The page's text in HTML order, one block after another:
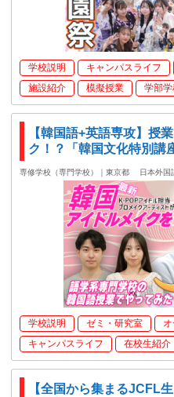
学校説明 キャンパスライフ
施設紹介
模擬授業 学部
【韓国語+英語専攻】授
ク！？「韓国文化特別講
専修学校（専門学校）｜東京都 日本外国
学校説明 ゼミ・研究室
キャンパスライフ
在校生紹介
【全国から集まるJCFL